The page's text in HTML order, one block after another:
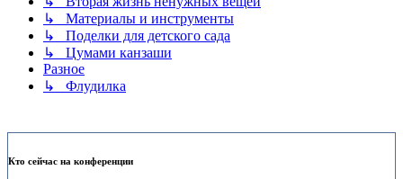
↳ Материалы и инструменты
↳ Поделки для детского сада
↳ Цумами канзаши
Разное
↳ Флудилка
Кто сейчас на конференции